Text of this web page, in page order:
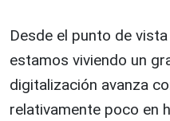
Desde el punto de
estamos viviendo un
digitalización avanza
relativamente poco en